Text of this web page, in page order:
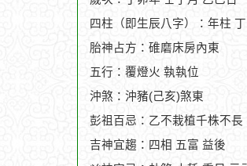
四柱（即生辰八字）：年柱
胎神占方：碓磨床房內東
五行：覆燈火 執執位
沖煞：沖豬(己亥)煞東
彭祖百忌：乙不栽植千株不
吉神宜趨：四相 五富 益後